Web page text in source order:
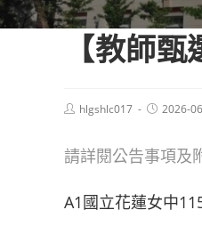
【教師
Posthlgshlc017
Post2026-
請詳閱公告事項及
A1國立花蓮女中